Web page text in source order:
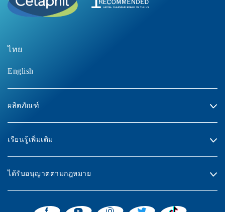
ไทย
English
ผลิตภัณฑ์
เรียนรู้เพิ่มเติม
ได้รับอนุญาตตามกฎหมาย